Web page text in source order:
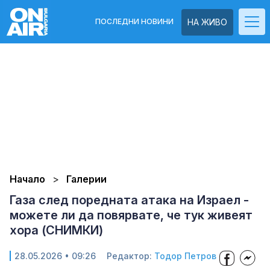
НА ЖИВО
ПОСЛЕДНИ НОВИНИ
Начало Галерии
Газа след поредната атака на Израел -
можете ли да повярвате, че тук живеят
хора (СНИМКИ)
28.05.2026 • 09:26 Редактор: Тодор Петров